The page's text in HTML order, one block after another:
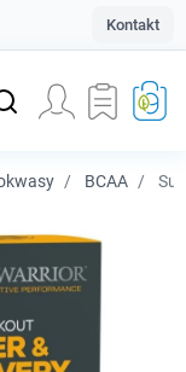
Kontakt
BCAA